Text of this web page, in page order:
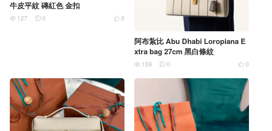
牛皮平紋 磚紅色 金扣
 0
 127  0
阿布紮比 Abu Dhabi Loropiana E
xtra bag 27cm 黑白條紋
 0
 159  0